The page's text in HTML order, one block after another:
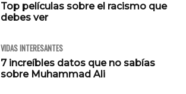
Top películas sobre el racismo que
debes ver
VIDAS INTERESANTES
7 increíbles datos que no sabías
sobre Muhammad Ali